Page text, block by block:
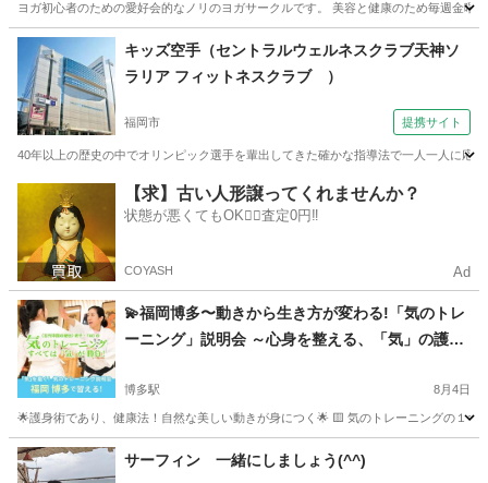
ヨガ初心者のための愛好会的なノリのヨガサークルです。 美容と健康のため毎週金
福岡 大野城市 大野城駅 大野城市
下大利駅 ヨガ サークル
キッズ空手（セントラルウェルネスクラブ天神ソ
ラリア フィットネスクラブ ）
福岡市 提携サイト
40年以上の歴史の中でオリンピック選手を輩出してきた確かな指導法で一人一人に応
空手/他格闘技
【求】古い人形譲ってくれませんか？
状態が悪くてもOK🙆‍♀️査定0円‼️
COYASH Ad
💫福岡博多〜動きから生き方が変わる!「気のトレ
ーニング」説明会 ～心身を整える、「気」の護身
博多駅 8月4日
🌟護身術であり、健康法！自然な美しい動きが身につく🌟 🟨 気のトレーニン
福岡 福岡市 護身術
サーフィン 一緒にしましょう(^^)